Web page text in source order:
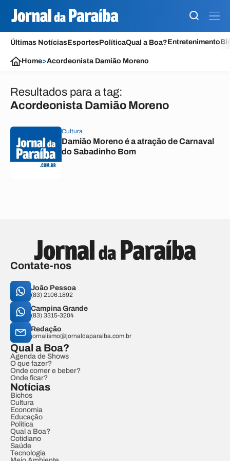
Últimas NotíciasEsportesPolíticaQual a Boa?Entretenimento
Home>Acordeonista Damião Moreno
Resultados para a tag:
Acordeonista Damião Moreno
Cultura
Damião Moreno é a atração de Carnaval
do Sabadinho Bom
Contate-nos
João Pessoa
(83) 2106.1892
Campina Grande
(83) 3315-3204
Redação
jornalismo@jornaldaparaiba.com.br
Qual a Boa?
Agenda de Shows
O que fazer?
Onde comer e beber?
Onde ficar?
Notícias
Bichos
Cultura
Economia
Educação
Política
Qual a Boa?
Cotidiano
Saúde
Tecnologia